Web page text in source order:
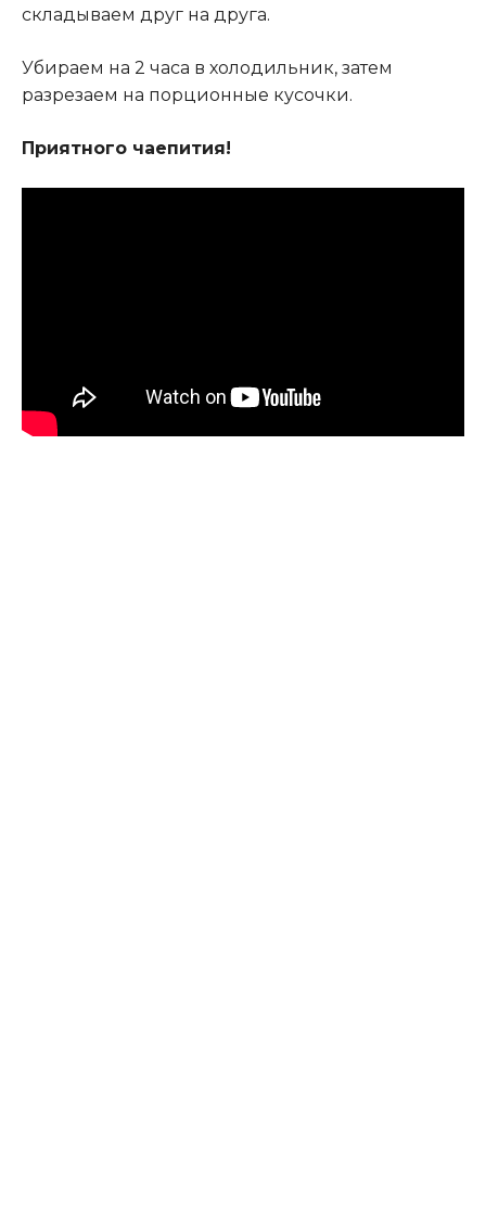
складываем друг на друга.
Убираем на 2 часа в холодильник, затем
разрезаем на порционные кусочки.
Приятного чаепития!